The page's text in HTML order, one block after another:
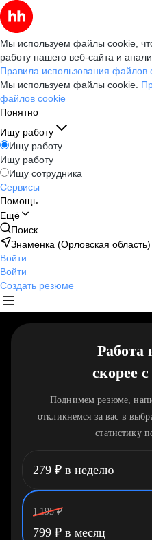
Мы используем файлы cookie,
работу нашего веб-сайта и
Правила использования файлов
Мы используем файлы cookie.
файлов cookie
Понятно
Ищу работу
Ищу работу
Ищу работу
Ищу сотрудника
Сервисы
Помощь
Ещё
Поиск
Знаменка (Орловская область)
Войти
Войти
Создать резюме
Работа
скорее c
Поднимем резюме,
откликнемся за вас в
статистику
279 ₽ в неделю
1 195 ₽
799 ₽ в месяц